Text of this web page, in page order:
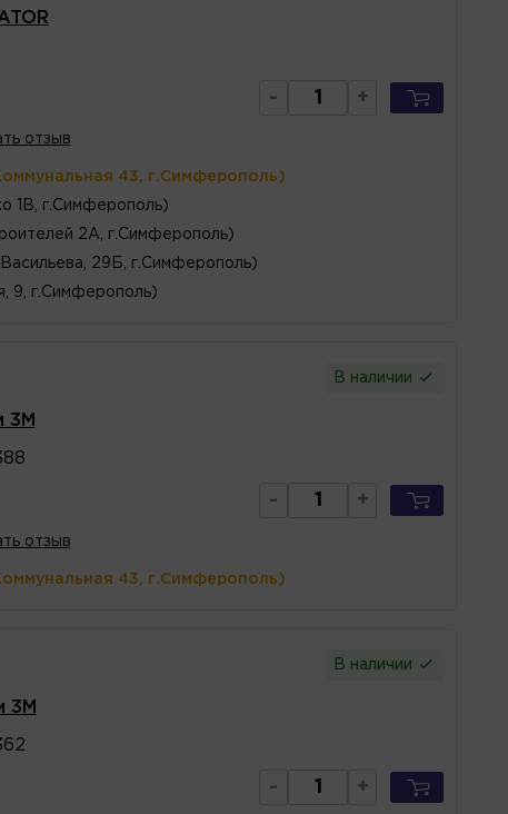
- +
отзыв
43, г.Симферополь)
1В, г.Симферополь)
2А, г.Симферополь)
29Б, г.Симферополь)
9, г.Симферополь)
В наличии
3M
- +
отзыв
43, г.Симферополь)
В наличии
3M
- +